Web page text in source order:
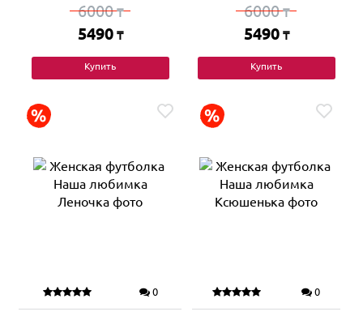
6000₸
5490 ₸
Купить
6000₸
5490 ₸
Купить
0 0